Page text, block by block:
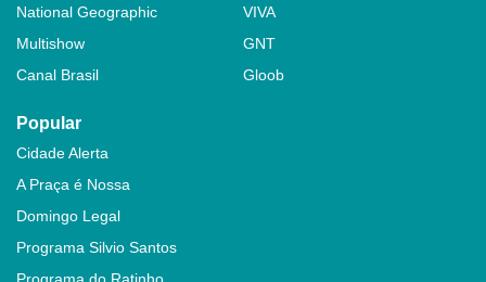
National Geographic
VIVA
Multishow
GNT
Canal Brasil
Gloob
Popular
Cidade Alerta
A Praça é Nossa
Domingo Legal
Programa Silvio Santos